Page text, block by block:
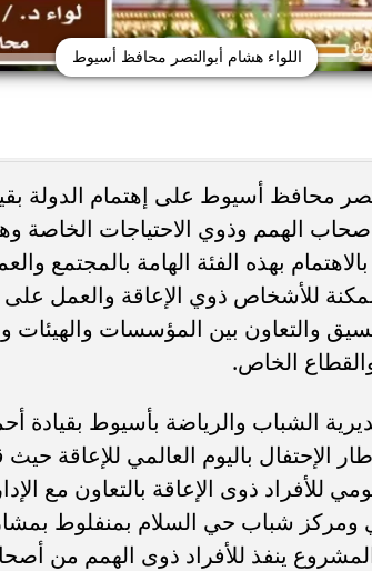
اللواء هشام أبوالنصر محافظ أسيوط
محافظ أسيوط على إهتمام الدولة
الهمم وذوي الاحتياجات الخاصة
بهذه الفئة الهامة بالمجتمع
للأشخاص ذوي الإعاقة والعمل
والتعاون بين المؤسسات والهيئات
الخاص.
الشباب والرياضة بأسيوط بقيادة
الإحتفال باليوم العالمي للإعاقة حيث
للأفراد ذوى الإعاقة بالتعاون مع
أن المشروع ينفذ للأفراد ذوى الهمم من
سونيا كمال اليوم.. صلاة الظهر في
مسجد السلام بمدينة نصر
8